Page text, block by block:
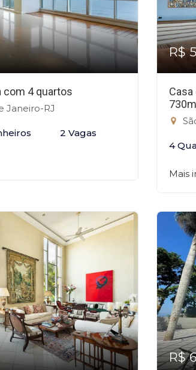
com 4 quartos
Janeiro-RJ
2 Vagas
R$
4
Mais
R$